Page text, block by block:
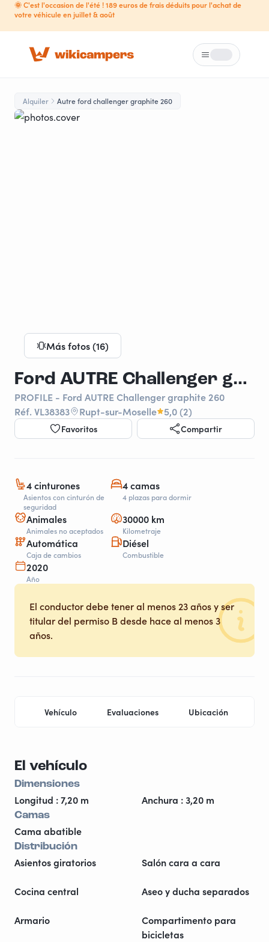
🌞 C'est l'occasion de l'été ! 189 euros de frais déduits pour l'achat de
votre véhicule en juillet & août
Loading...
Alquiler Autre ford challenger graphite 260
Más fotos (16)
Ford AUTRE Challenger graphite 260
PROFILE - Ford AUTRE Challenger graphite 260
Réf. VL38383
Rupt-sur-Moselle 5,0 (2)
Favoritos Compartir
4 cinturones
Asientos con cinturón de
seguridad
4 camas
4 plazas para dormir
Animales
Animales no aceptados
30000 km
Kilometraje
Automática
Caja de cambios
Diésel
Combustible
2020
Año
El conductor debe tener al menos 23 años y ser
titular del permiso B desde hace al menos 3
años.
Vehículo Evaluaciones Ubicación
El vehículo
Dimensiones
Longitud : 7,20 m Anchura : 3,20 m
Camas
Cama abatible
Distribución
Asientos giratorios Salón cara a cara
Cocina central Aseo y ducha separados
Armario
Compartimento para
bicicletas